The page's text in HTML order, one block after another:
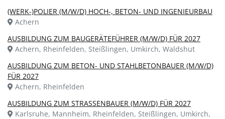
(WERK-)POLIER (M/W/D) HOCH-, BETON- UND INGENIEURBAU
Achern
AUSBILDUNG ZUM BAUGERÄTEFÜHRER (M/W/D) FÜR 2027
Achern, Rheinfelden, Steißlingen, Umkirch, Waldshut
AUSBILDUNG ZUM BETON- UND STAHLBETONBAUER (M/W/D)
FÜR 2027
Achern, Rheinfelden
AUSBILDUNG ZUM STRASSENBAUER (M/W/D) FÜR 2027
Karlsruhe, Mannheim, Rheinfelden, Steißlingen, Umkirch,